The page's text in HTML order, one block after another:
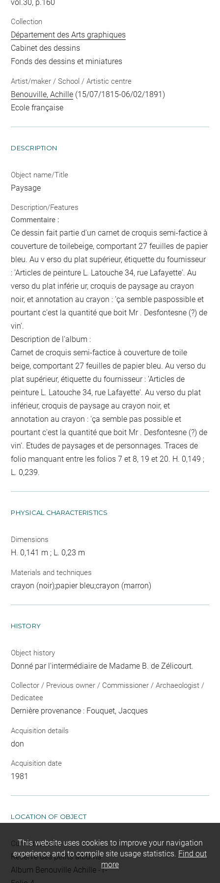
vol.30, p.160
Collection
Département des Arts graphiques
Cabinet des dessins
Fonds des dessins et miniatures
Artist/maker / School / Artistic centre
Benouville, Achille (15/07/1815-06/02/1891)
Ecole française
DESCRIPTION
Object name/Title
Paysage
Description/Features
Commentaire :
Ce dessin fait partie d'un carnet de croquis semi-factice à
couverture de toilebeige, comportant 27 feuilles de papier
bleu. Au v erso du plat supérieur, étiquette du fournisseur
: 'Articles de peinture L. Latouche 34, rue Lafayette'. Au
verso du plat inférie ur, croquis de paysage au crayon
noir, et annotation au crayon : 'ça semble paspossible et
pourtant c'est la quantité que boit Mr . Desfontesne (?) de
vin'.
Description de l'album :
Carnet de croquis semi-factice à couverture de toile
beige, comportant 27 feuilles de papier bleu. Au verso du
plat supérieur, étiquette du fournisseur : 'Articles de
peinture L. Latouche 34, rue Lafayette'. Au verso du plat
inférieur, croquis de paysage au crayon noir, et
annotation au crayon : 'ça semble pas possible et
pourtant c'est la quantité que boit Mr . Desfontesne (?) de
vin'. Etudes de paysages et de personnages. Traces de
folio manquant entre les folios 7 et 8, 19 et 20. H. 0,149 ;
L. 0,239.
PHYSICAL CHARACTERISTICS
Dimensions
H. 0,141 m ; L. 0,23 m
Materials and techniques
crayon (noir);papier bleu;crayon (marron)
HISTORY
Object history
Donné par l'intermédiaire de Madame B. de Zélicourt.
Collector / Previous owner / Commissioner / Archaeologist /
Dedicatee
Dernière provenance : Fouquet, Jacques
Acquisition details
don
Acquisition date
1981
LOCATION OF OBJECT
Current location
Réserve des petits albums
Album Benouville Achille -1-
This website uses cookies to improve your navigation
experience and to compile site usage statistics. Find out
more